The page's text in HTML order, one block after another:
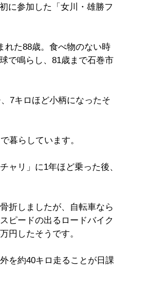
に参加した「女川・雄勝フ
れた88歳。食べ物のない時
で鳴らし、81歳まで石巻市
7キロほど小柄になったそ
暮らしています。
ャリ」に1年ほど乗った後、
折しましたが、自転車なら
ピードの出るロードバイク
円したそうです。
を約40キロ走ることが日課